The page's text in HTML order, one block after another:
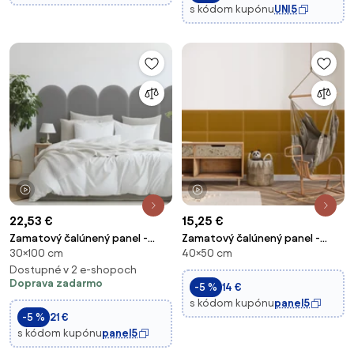
s kódom kupónuUNI5
1 video
22,53 €
Zamatový čalúnený panel -
Oblúk - 30x100cm Farba: Šedá
30×100 cm
Dostupné v 2 e-shopoch
Doprava zadarmo
-5 % 21 €
s kódom kupónupanel5
1 video
15,25 €
Zamatový čalúnený panel -
Obdĺžnik - 50x40cm Farba:
Medovožltá
40×50 cm
-5 % 14 €
s kódom kupónupanel5